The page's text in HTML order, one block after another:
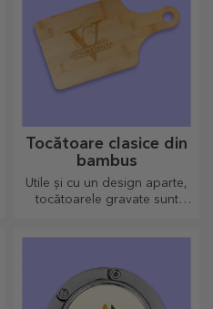
Tocătoare clasice din
bambus
Utile și cu un design aparte,
tocătoarele gravate sunt